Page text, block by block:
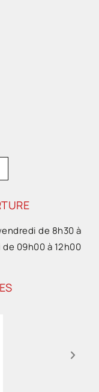
de 8h30 à
de 09h00 à 12h00